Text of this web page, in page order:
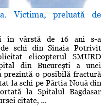
Victima, preluată de
în vârstă de 16 ani s-a
schi din Sinaia Potrivit
elicopterul SMURD
din Bucureşti a unei
prezintă o posibilă fractură
la schi pe Pârtia Nouă din
la Spitalul Bagdasar
citate, ...